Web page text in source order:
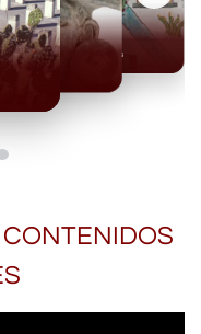
Mexicas